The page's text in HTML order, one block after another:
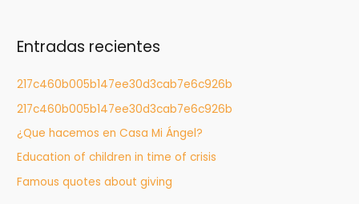
a
:
Entradas recientes
217c460b005b147ee30d3cab7e6c926b
217c460b005b147ee30d3cab7e6c926b
¿Que hacemos en Casa Mi Ángel?
Education of children in time of crisis
Famous quotes about giving